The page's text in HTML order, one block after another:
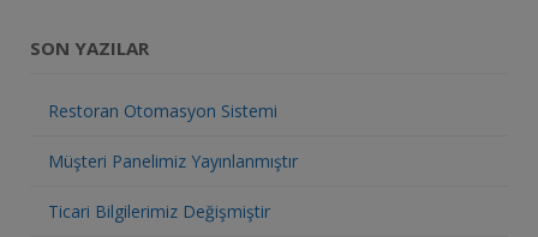
SON YAZILAR
Restoran Otomasyon Sistemi
Müşteri Panelimiz Yayınlanmıştır
Ticari Bilgilerimiz Değişmiştir